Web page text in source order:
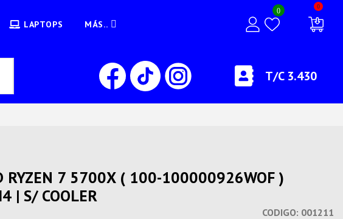
LAPTOPS MÁS..
0
0
T/C 3.430
RYZEN 7 5700X ( 100-100000926WOF )
| S/ COOLER
CODIGO: 001211